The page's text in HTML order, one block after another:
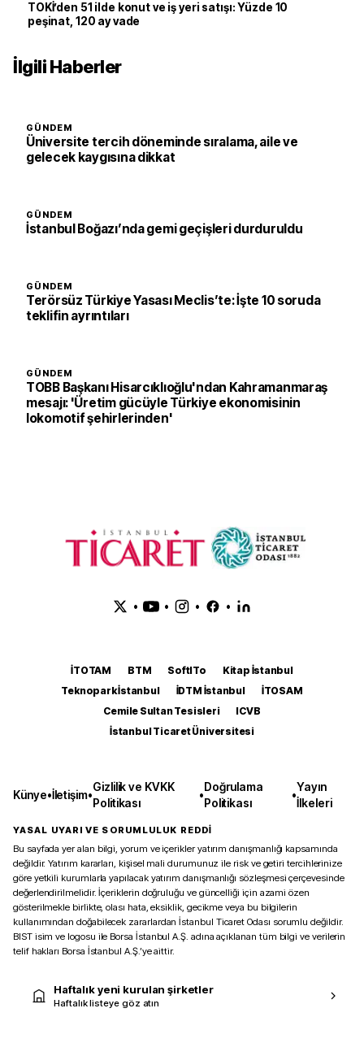
TOKİ’den 51 ilde konut ve iş yeri satışı: Yüzde 10
peşinat, 120 ay vade
İlgili Haberler
GÜNDEM
Üniversite tercih döneminde sıralama, aile ve
gelecek kaygısına dikkat
GÜNDEM
İstanbul Boğazı’nda gemi geçişleri durduruldu
GÜNDEM
Terörsüz Türkiye Yasası Meclis’te: İşte 10 soruda
teklifin ayrıntıları
GÜNDEM
TOBB Başkanı Hisarcıklıoğlu'ndan Kahramanmaraş
mesajı: 'Üretim gücüyle Türkiye ekonomisinin
lokomotif şehirlerinden'
• • • •
İTOTAM BTM SoftITo
Kitap İstanbul
Teknopark İstanbul
İDTM İstanbul
İTOSAM
Cemile Sultan Tesisleri
ICVB
İstanbul Ticaret Üniversitesi
Künye•İletişim•
Gizlilik ve KVKK
Politikası
•
Doğrulama
Politikası
•
Yayın
İlkeleri
YASAL UYARI VE SORUMLULUK REDDİ
Bu sayfada yer alan bilgi, yorum ve içerikler yatırım danışmanlığı kapsamında
değildir. Yatırım kararları, kişisel mali durumunuz ile risk ve getiri tercihlerinize
göre yetkili kurumlarla yapılacak yatırım danışmanlığı sözleşmesi çerçevesinde
değerlendirilmelidir. İçeriklerin doğruluğu ve güncelliği için azami özen
gösterilmekle birlikte, olası hata, eksiklik, gecikme veya bu bilgilerin
kullanımından doğabilecek zararlardan İstanbul Ticaret Odası sorumlu değildir.
BIST isim ve logosu ile Borsa İstanbul A.Ş. adına açıklanan tüm bilgi ve verilerin
telif hakları Borsa İstanbul A.Ş.’ye aittir.
Haftalık yeni kurulan şirketler
Haftalık listeye göz atın